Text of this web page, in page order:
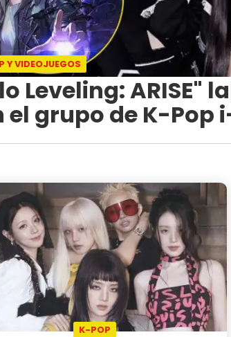
Y VIDEOJUEGOS
Leveling: ARISE"
el grupo de K-Pop
K-POP